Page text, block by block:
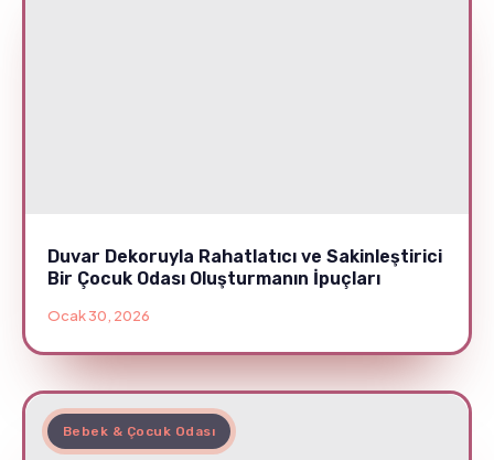
Duvar Dekoruyla Rahatlatıcı ve Sakinleştirici
Bir Çocuk Odası Oluşturmanın İpuçları
Ocak 30, 2026
Bebek & Çocuk Odası